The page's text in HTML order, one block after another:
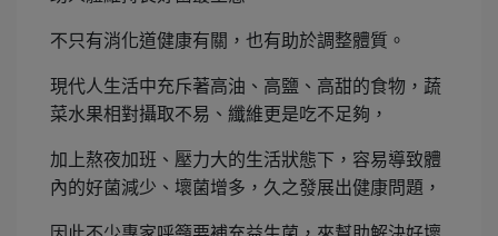
不只有消化道健康有關，也有助於調整體質。
現代人生活中充斥著高油、高鹽、高甜的食物，蔬
菜水果相對攝取不易、纖維更是吃不足夠，
加上熬夜加班、壓力大的生活狀態下，容易導致體
內的好菌減少、壞菌增多，久之發展出健康問題，